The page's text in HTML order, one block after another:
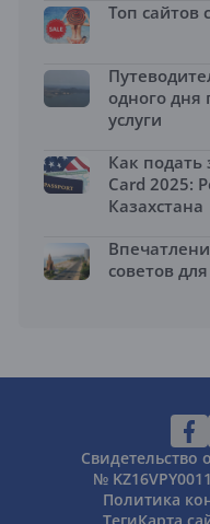
Топ сайтов
одного
услуги
Как подать
Card 2025:
Казахстана
советов
Свидетельство
№
Политика